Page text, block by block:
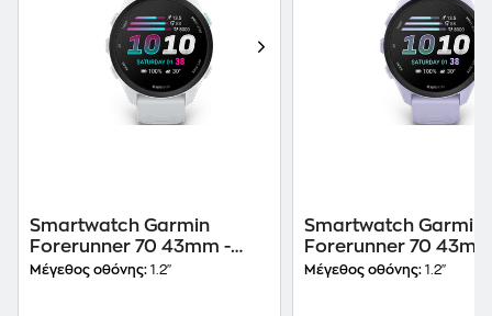
Smartwatch Garmin
Forerunner 70 43mm -
Whitestone
Μέγεθος οθόνης: 1.2"
Smartwatch Garmin
Forerunner 70
Cool Lavender
Μέγεθος οθόνης: 1.2"